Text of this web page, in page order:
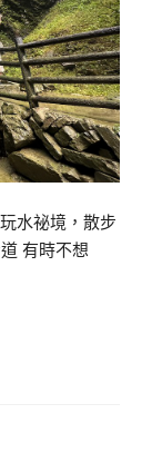
水祕境，散步
有時不想